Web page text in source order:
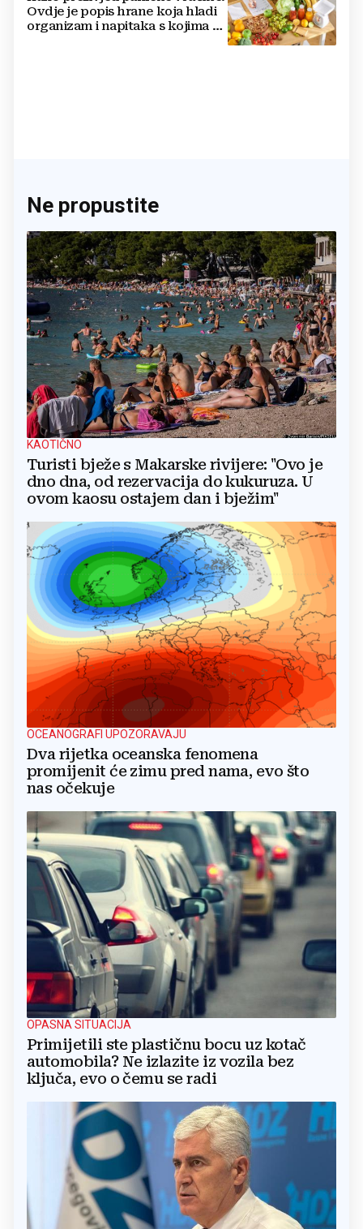
Ovdje je popis hrane koja hladi
organizam i napitaka s kojima si
Ne propustite
KAOTIČNO
Turisti bježe s Makarske rivijere: "Ovo je
dno dna, od rezervacija do kukuruza. U
ovom kaosu ostajem dan i bježim"
OCEANOGRAFI UPOZORAVAJU
Dva rijetka oceanska fenomena
promijenit će zimu pred nama, evo što
nas očekuje
OPASNA SITUACIJA
Primijetili ste plastičnu bocu uz kotač
automobila? Ne izlazite iz vozila bez
ključa, evo o čemu se radi